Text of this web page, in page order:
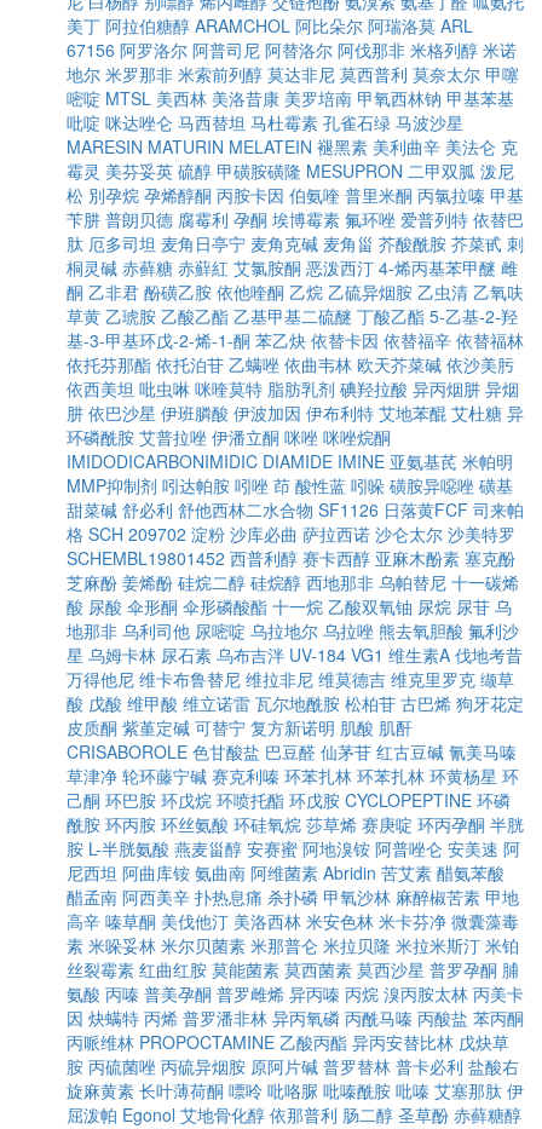
美丁 阿拉伯糖醇 ARAMCHOL 阿比朵尔 阿瑞洛莫 ARL
67156 阿罗洛尔 阿普司尼 阿替洛尔 阿伐那非 米格列醇 米诺
地尔 米罗那非 米索前列醇 莫达非尼 莫西普利 莫奈太尔 甲噻
嘧啶 MTSL 美西林 美洛昔康 美罗培南 甲氧西林钠 甲基苯基
吡啶 咪达唑仑 马西替坦 马杜霉素 孔雀石绿 马波沙星
MARESIN MATURIN MELATEIN 褪黑素 美利曲辛 美法仑 克
霉灵 美芬妥英 硫醇 甲磺胺磺隆 MESUPRON 二甲双胍 泼尼
松 別孕烷 孕烯醇酮 丙胺卡因 伯氨喹 普里米酮 丙氯拉嗪 甲基
苄肼 普朗贝德 腐霉利 孕酮 埃博霉素 氟环唑 爱普列特 依替巴
肽 厄多司坦 麦角日亭宁 麦角克碱 麦角甾 芥酸酰胺 芥菜甙 刺
桐灵碱 赤藓糖 赤蘚紅 艾氯胺酮 恶泼西汀 4-烯丙基苯甲醚 雌
酮 乙非君 酚磺乙胺 依他喹酮 乙烷 乙硫异烟胺 乙虫清 乙氧呋
草黄 乙琥胺 乙酸乙酯 乙基甲基二硫醚 丁酸乙酯 5-乙基-2-羟
基-3-甲基环戊-2-烯-1-酮 苯乙炔 依替卡因 依替福辛 依替福林
依托芬那酯 依托泊苷 乙螨唑 依曲韦林 欧天芥菜碱 依沙美肟
依西美坦 吡虫啉 咪喹莫特 脂肪乳剂 碘羟拉酸 异丙烟肼 异烟
肼 依巴沙星 伊班膦酸 伊波加因 伊布利特 艾地苯醌 艾杜糖 异
环磷酰胺 艾普拉唑 伊潘立酮 咪唑 咪唑烷酮
IMIDODICARBONIMIDIC DIAMIDE IMINE 亚氨基芪 米帕明
MMP抑制剂 吲达帕胺 吲唑 茚 酸性蓝 吲哚 磺胺异噁唑 磺基
甜菜碱 舒必利 舒他西林二水合物 SF1126 日落黄FCF 司来帕
格 SCH 209702 淀粉 沙库必曲 萨拉西诺 沙仑太尔 沙美特罗
SCHEMBL19801452 西普利醇 赛卡西醇 亚麻木酚素 塞克酚
芝麻酚 姜烯酚 硅烷二醇 硅烷醇 西地那非 乌帕替尼 十一碳烯
酸 尿酸 伞形酮 伞形磷酸酯 十一烷 乙酸双氧铀 尿烷 尿苷 乌
地那非 乌利司他 尿嘧啶 乌拉地尔 乌拉唑 熊去氧胆酸 氟利沙
星 乌姆卡林 尿石素 乌布吉泮 UV-184 VG1 维生素A 伐地考昔
万得他尼 维卡布鲁替尼 维拉非尼 维莫德吉 维克里罗克 缬草
酸 戊酸 维甲酸 维立诺雷 瓦尔地酰胺 松柏苷 古巴烯 狗牙花定
皮质酮 紫堇定碱 可替宁 复方新诺明 肌酸 肌酐
CRISABOROLE 色甘酸盐 巴豆醛 仙茅苷 红古豆碱 氰美马嗪
草津净 轮环藤宁碱 赛克利嗪 环苯扎林 环苯扎林 环黄杨星 环
己酮 环巴胺 环戊烷 环喷托酯 环戊胺 CYCLOPEPTINE 环磷
酰胺 环丙胺 环丝氨酸 环硅氧烷 莎草烯 赛庚啶 环丙孕酮 半胱
胺 L-半胱氨酸 燕麦甾醇 安赛蜜 阿地溴铵 阿普唑仑 安美速 阿
尼西坦 阿曲库铵 氨曲南 阿维菌素 Abridin 苦艾素 醋氨苯酸
醋孟南 阿西美辛 扑热息痛 杀扑磷 甲氧沙林 麻醉椒苦素 甲地
高辛 嗪草酮 美伐他汀 美洛西林 米安色林 米卡芬净 微囊藻毒
素 米哚妥林 米尔贝菌素 米那普仑 米拉贝隆 米拉米斯汀 米铂
丝裂霉素 红曲红胺 莫能菌素 莫西菌素 莫西沙星 普罗孕酮 脯
氨酸 丙嗪 普美孕酮 普罗雌烯 异丙嗪 丙烷 溴丙胺太林 丙美卡
因 炔螨特 丙烯 普罗潘非林 异丙氧磷 丙酰马嗪 丙酸盐 苯丙酮
丙哌维林 PROPOCTAMINE 乙酸丙酯 异丙安替比林 戊炔草
胺 丙硫菌唑 丙硫异烟胺 原阿片碱 普罗替林 普卡必利 盐酸右
旋麻黄素 长叶薄荷酮 嘌呤 吡咯脲 吡嗪酰胺 吡嗪 艾塞那肽 伊
屈泼帕 Egonol 艾地骨化醇 依那普利 肠二醇 圣草酚 赤藓糖醇